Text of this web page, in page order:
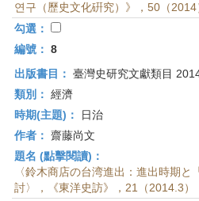
연구（歷史文化硏究）》，50（2014
勾選：
編號： 8
出版書目： 臺灣史研究文獻類目
類別： 經濟
時期(主題)：
日治
作者： 齋藤尚文
題名 (點擊閱讀)：
〈鈴木商店の台湾進出：進出時期
討〉，《東洋史訪》，21（2014.3）